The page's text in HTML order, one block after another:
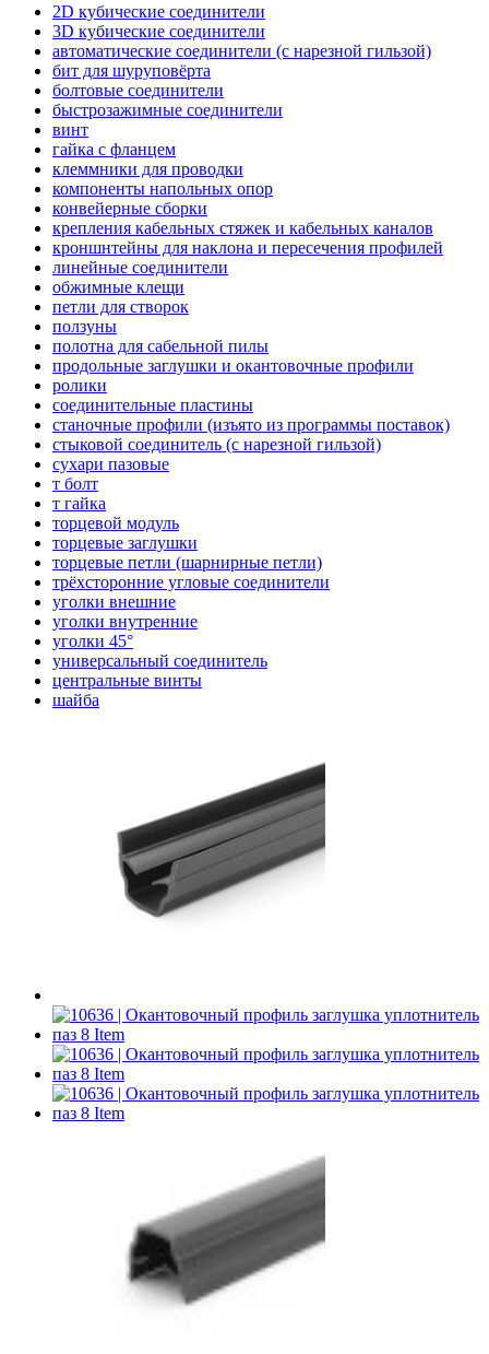
2D кубические соединители
3D кубические соединители
автоматические соединители (с нарезной гильзой)
бит для шуруповёрта
болтовые соединители
быстрозажимные соединители
винт
гайка с фланцем
клеммники для проводки
компоненты напольных опор
конвейерные сборки
крепления кабельных стяжек и кабельных каналов
кроншнтейны для наклона и пересечения профилей
линейные соединители
обжимные клещи
петли для створок
ползуны
полотна для сабельной пилы
продольные заглушки и окантовочные профили
ролики
соединительные пластины
станочные профили (изъято из программы поставок)
стыковой соединитель (с нарезной гильзой)
сухари пазовые
т болт
т гайка
торцевой модуль
торцевые заглушки
торцевые петли (шарнирные петли)
трёхсторонние угловые соединители
уголки внешние
уголки внутренние
уголки 45°
универсальный соединитель
центральные винты
шайба